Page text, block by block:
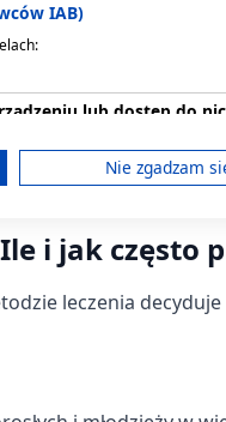
może dojść
(niekiedy u
również dojść do
stosować leku jeśli
i jak często
leczenia
IAB)
lub dostęp do
danych do wyboru reklam
treści
Nie zgadzam